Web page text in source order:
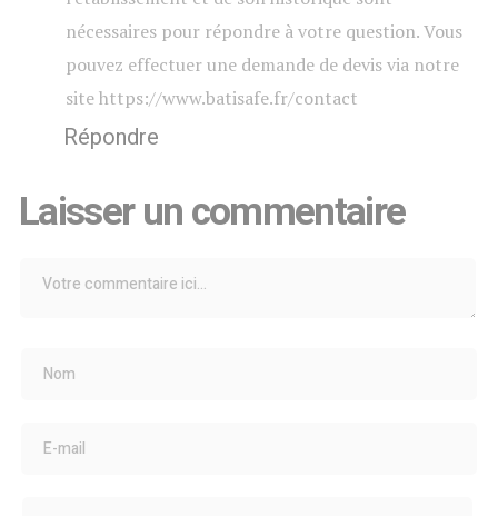
nécessaires pour répondre à votre question. Vous
pouvez effectuer une demande de devis via notre
site https://www.batisafe.fr/contact
Répondre
Laisser un commentaire